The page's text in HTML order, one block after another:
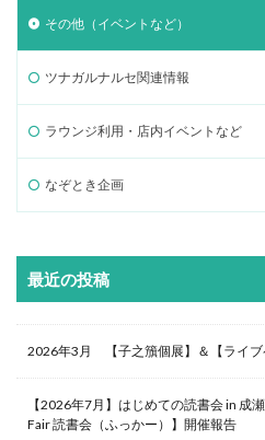
その他（イベントなど）
ツナガルナルセ関連情報
ラウンジ利用・店内イベントなど
なぞとき企画
最近の投稿
2026年3月 【子之籏個展】＆【ライブ
【2026年7月】はじめての読書会 in
Fair 読書会（ふっかー）】開催報告